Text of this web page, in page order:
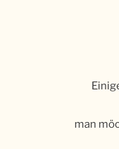
man